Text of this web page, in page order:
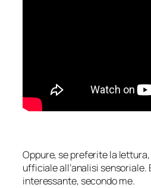
Oppure, se preferite la
ufficiale all’analisi
interessante, secondo